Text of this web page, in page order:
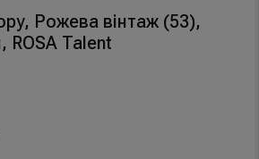
Рожева вінтаж (53),
ROSA Talent